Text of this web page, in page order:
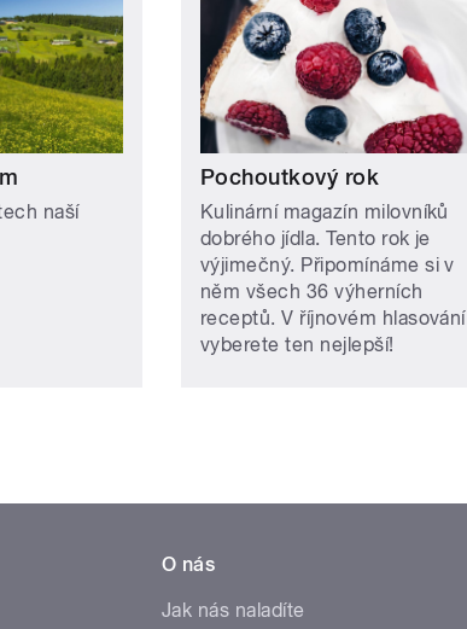
naší
Pochoutkový rok
Kulinární magazín milovníků
dobrého jídla. Tento rok je
výjimečný. Připomínáme si v
něm všech 36 výherních
receptů. V říjnovém hlasování
vyberete ten nejlepší!
O nás
Jak nás naladíte